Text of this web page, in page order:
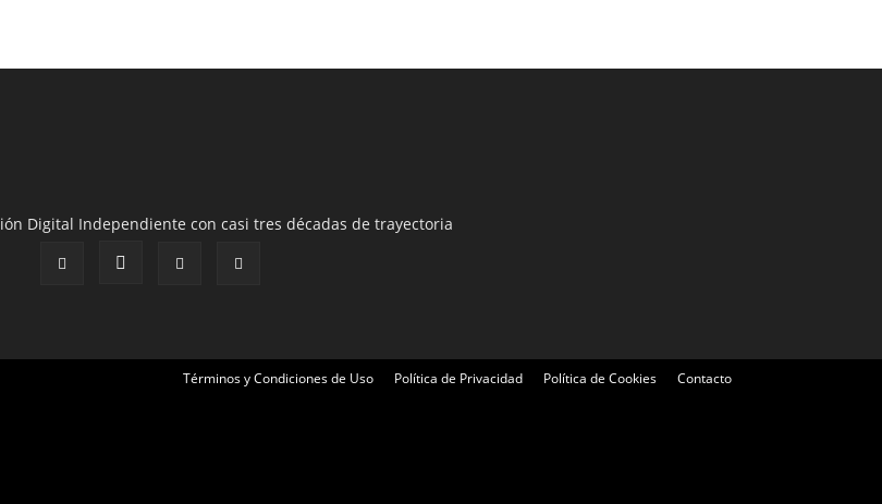
Digital Independiente con casi tres décadas de trayectoria
Términos y Condiciones de Uso Política de Privacidad Política de Cookies Contacto